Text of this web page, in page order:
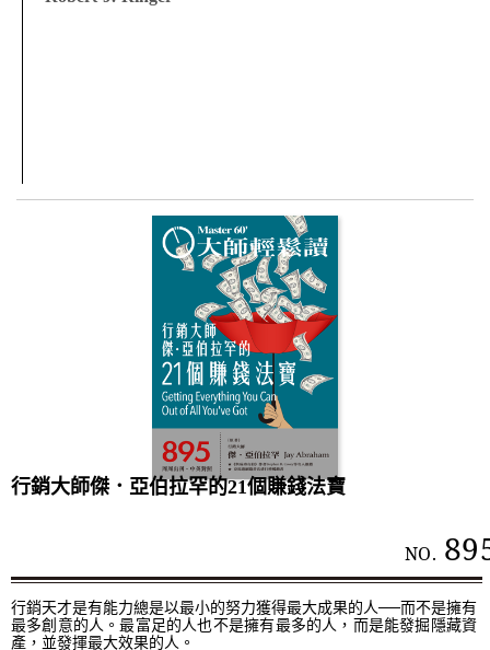
行銷大師傑．亞伯拉罕的21個賺錢法寶
NO.
行銷天才是有能力總是以最小的努力獲得最大成果的人──而不是擁有
最多創意的人。最富足的人也不是擁有最多的人，而是能發掘隱藏資
產，並發揮最大效果的人。